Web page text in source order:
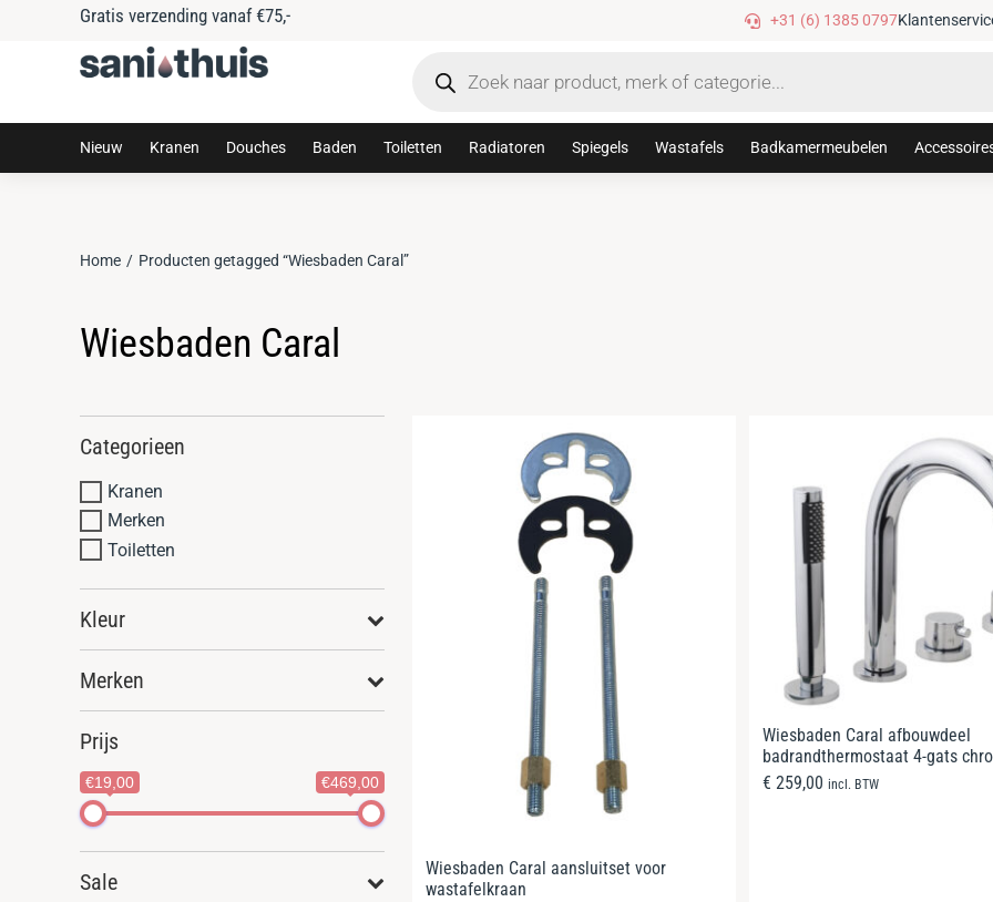
vanaf €75,- Tijdelijke 10% korting met code: sanithuis10
+31 (6) 1385 0797
Nieuw Kranen Douches Baden Toiletten Radiatoren Spiegels Wastafels Badkamermeubelen
Je bent hier:
Home Producten getagged “Wiesbaden Caral”
Wiesbaden Caral
Categorieen
Kranen
Merken
Toiletten
Kleur
Merken
Prijs
€19,00 €469,00
Sale
Wiesbaden Caral aansluitset voor
wastafelkraan
Wiesbaden Caral afbouwdeel
badrandthermostaat 4-gats
€ 259,00 incl. BTW